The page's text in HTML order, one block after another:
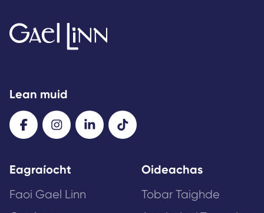
Lean muid
Eagraíocht
Faoi Gael Linn
Oideachas
Tobar Taighde